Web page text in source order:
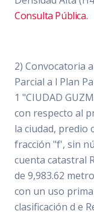
Consulta Pública.
2) Convocatoria
Parcial a l Plan
1 "CIUDAD
con respecto al
la ciudad, predio
fracción "f', sin
cuenta catastral
de 9,983.62
con un uso
clasificación d e